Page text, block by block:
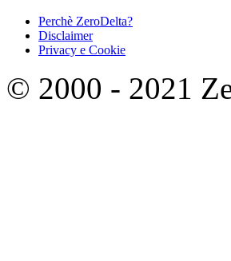
Perchè ZeroDelta?
Disclaimer
Privacy e Cookie
© 2000 - 2021